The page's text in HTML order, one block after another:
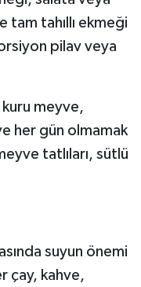
tam tahıllı ekmeği
pilav veya
kuru meyve,
her gün olmamak
tatlıları, sütlü
suyun önemi
çay, kahve,